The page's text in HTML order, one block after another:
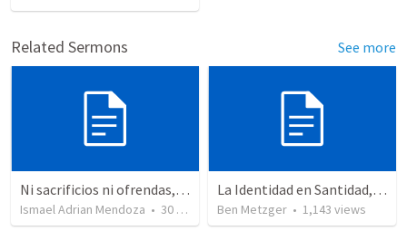
Related Sermons See more
Ni sacrificios ni ofrendas, solo obediencia
Ismael Adrian Mendoza • 30 views
La Identidad en Santidad, 1 Corintios 6:9-11
Ben Metzger • 1,143 views